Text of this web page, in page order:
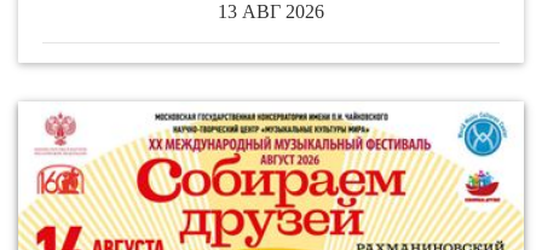
13 АВГ 2026